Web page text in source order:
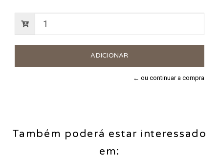
← ou continuar a compra
Também poderá estar interessado
em: